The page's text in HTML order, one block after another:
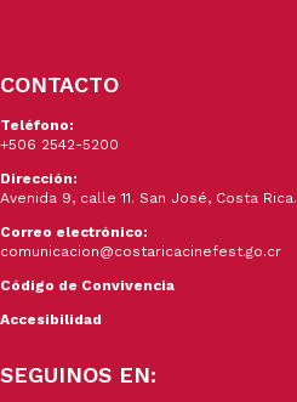
CONTACTO
Teléfono:
+506 2542-5200
Dirección:
Avenida 9, calle 11. San José, Costa Rica.
Correo electrónico:
comunicacion@costaricacinefest.go.cr
Código de Convivencia
Accesibilidad
SEGUINOS EN: